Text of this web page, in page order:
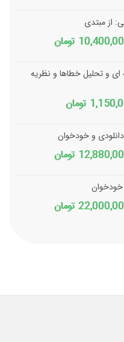
از مبتدی
12,000,000 تومان
تومانقیمت
ای و تحلیل خطاها و نظریه
1,800,000 تومان
تومانقیمت
و خودخوان
تومانقیمت
خودخوان
تومانقیمت